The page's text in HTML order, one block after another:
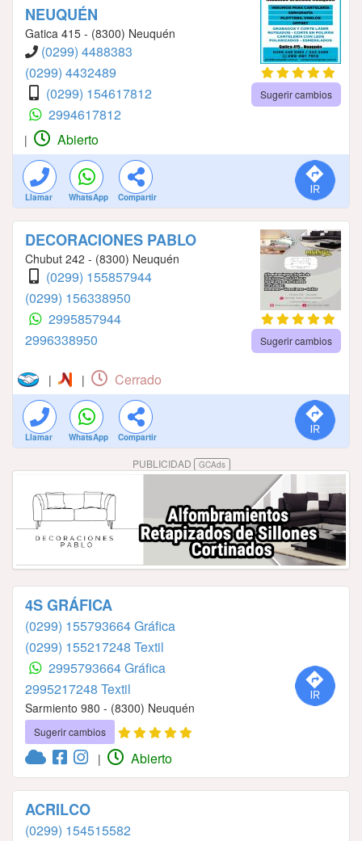
NEUQUÉN
Gatica 415 - (8300) Neuquén
(0299) 4488383
(0299) 4432489
(0299) 154617812
2994617812
Sugerir cambios
| Abierto
Llamar WhatsApp Compartir
DECORACIONES PABLO
Chubut 242 - (8300) Neuquén
(0299) 155857944
(0299) 156338950
2995857944
2996338950
Sugerir cambios
| | Cerrado
Llamar WhatsApp Compartir
PUBLICIDAD GCAds
4S GRÁFICA
(0299) 155793664 Gráfica
(0299) 155217248 Textil
2995793664 Gráfica
2995217248 Textil
Sarmiento 980 - (8300) Neuquén
Sugerir cambios
| Abierto
ACRILCO
(0299) 154515582